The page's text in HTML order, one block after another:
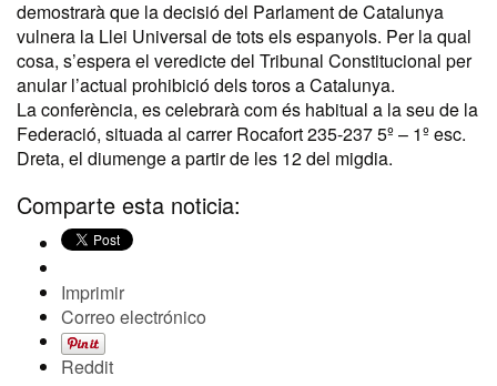
demostrarà que la decisió del Parlament de Catalunya
vulnera la Llei Universal de tots els espanyols. Per la qual
cosa, s’espera el veredicte del Tribunal Constitucional per
anular l’actual prohibició dels toros a Catalunya.
La conferència, es celebrarà com és habitual a la seu de la
Federació, situada al carrer Rocafort 235-237 5º – 1º esc.
Dreta, el diumenge a partir de les 12 del migdia.
Comparte esta noticia:
Imprimir
Correo electrónico
Reddit